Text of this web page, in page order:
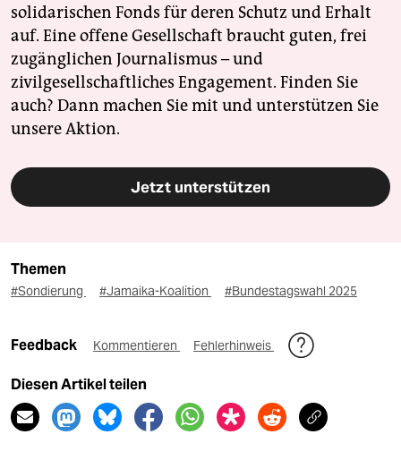
solidarischen Fonds für deren Schutz und Erhalt
auf. Eine offene Gesellschaft braucht guten, frei
zugänglichen Journalismus – und
zivilgesellschaftliches Engagement. Finden Sie
auch? Dann machen Sie mit und unterstützen Sie
unsere Aktion.
Jetzt unterstützen
Themen
#Sondierung #Jamaika-Koalition #Bundestagswahl 2025
Feedback Kommentieren Fehlerhinweis
Diesen Artikel teilen